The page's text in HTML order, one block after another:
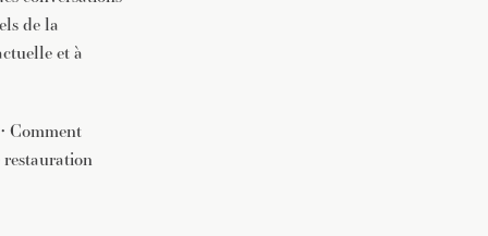
de la
et à
Comment
restauration